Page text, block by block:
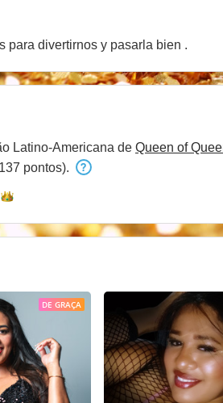
para divertirnos y pasarla bien .
Latino-Americana de Queen of
pontos).
DE GRAÇA